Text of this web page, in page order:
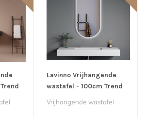
Lavinno Vrijhangende
wastafel - 100cm Trend
Vrijhangende wastafel